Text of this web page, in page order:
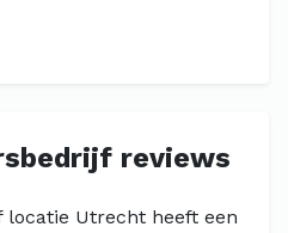
reviews
locatie Utrecht heeft een